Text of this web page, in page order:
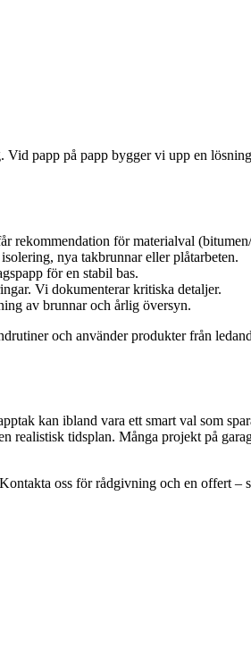
papp på papp bygger vi upp en
för materialval
nya takbrunnar eller plåtarbeten.
för en stabil bas.
Vi dokumenterar kritiska detaljer.
av brunnar och årlig översyn.
och använder produkter från
kan ibland vara ett smart val som
tidsplan. Många projekt på
oss för rådgivning och en offert